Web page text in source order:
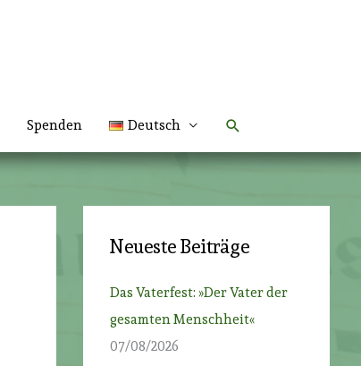
Spenden Deutsch Suchen
Neueste Beiträge
Das Vaterfest: »Der Vater der
gesamten Menschheit«
07/08/2026